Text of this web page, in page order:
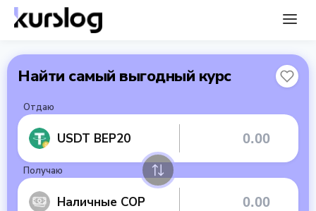
Найти самый выгодный курс
Отдаю
USDT BEP20
Получаю
Наличные COP